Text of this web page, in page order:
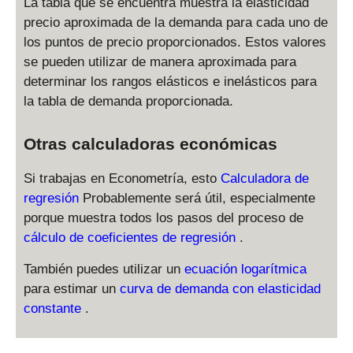
\
ri
g
h
t)
\l
\
fr
a
c
{
1
1.
5
1.
5
}
\
ri
g
\l
ef
t(
\
fr
a
{
1.
2
{
2.
5
-
2
}
g
h
t)
\l
ef
t(
fr
a
2
5
5
}
{
3
-
}
\
ri
g
h
t)
ef
t(
a
0
-
1
3
0
}
5
3
}
\
ri
h
t)
t(
{
9
0
-
1
1
{
-
3.
5
}
ri
g
\l
a
c
{
6
0
9
}
4.
5
-
4
\
ri
t)
La tabla que se encuentra muestra la elasticidad
precio aproximada de la demanda para cada uno de
los puntos de precio proporcionados. Estos valores
se pueden utilizar de manera aproximada para
determinar los rangos elásticos e inelásticos para
la tabla de demanda proporcionada.
Otras calculadoras económicas
Si trabajas en Econometría, esto Calculadora de
regresión Probablemente será útil, especialmente
porque muestra todos los pasos del proceso de
cálculo de coeficientes de regresión .
También puedes utilizar un ecuación logarítmica
para estimar un curva de demanda con elasticidad
constante .